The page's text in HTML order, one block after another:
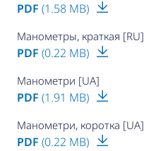
PDF (1.58 MB)
Манометры, краткая [RU]
PDF (0.22 MB)
Манометри [UA]
PDF (1.91 MB)
Манометри, коротка [UA]
PDF (0.22 MB)